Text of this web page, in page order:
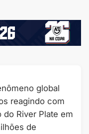
global
reagindo com
River Plate em
de